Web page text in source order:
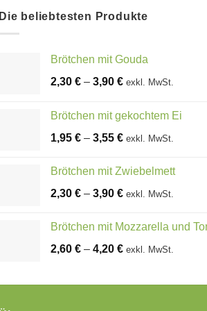
Die beliebtesten Produkte
Brötchen mit Gouda
2,30 € – 3,90 € exkl. MwSt.
Brötchen mit gekochtem Ei
1,95 € – 3,55 € exkl. MwSt.
Brötchen mit Zwiebelmett
2,30 € – 3,90 € exkl. MwSt.
Brötchen mit Mozzarella und
2,60 € – 4,20 € exkl. MwSt.